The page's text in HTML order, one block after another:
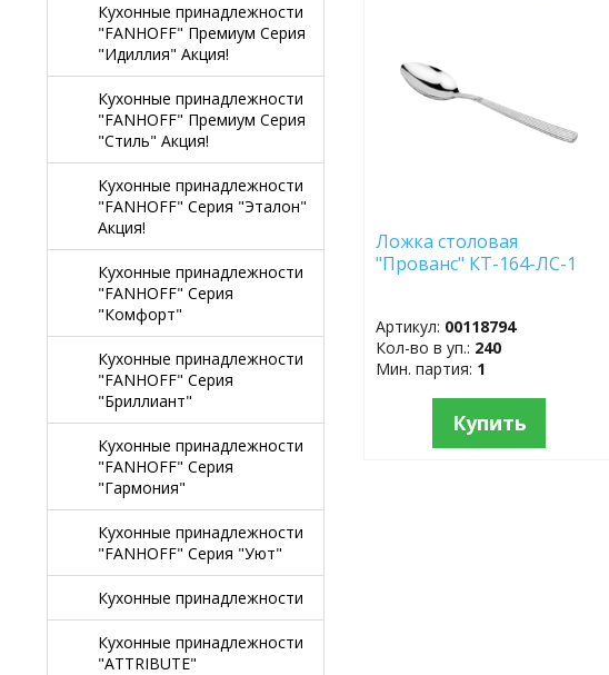
Кухонные принадлежности
"FANHOFF" Премиум Серия
"Идиллия" Акция!
Кухонные принадлежности
"FANHOFF" Премиум Серия
"Стиль" Акция!
Кухонные принадлежности
"FANHOFF" Серия "Эталон"
Акция!
Кухонные принадлежности
"FANHOFF" Серия
"Комфорт"
Кухонные принадлежности
"FANHOFF" Серия
"Бриллиант"
Кухонные принадлежности
"FANHOFF" Серия
"Гармония"
Кухонные принадлежности
"FANHOFF" Серия "Уют"
Кухонные принадлежности
Кухонные принадлежности
"ATTRIBUTE"
Ложка столовая
"Прованс" КТ-164-ЛС-1
Артикул: 00118794
Кол-во в уп.: 240
Мин. партия: 1
Купить